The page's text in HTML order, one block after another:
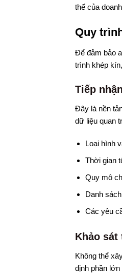
thế của
Quy
Để đảm bảo
trình khép
Tiếp
Đây là nền
dữ liệu quan
Loại hình
Thời gian
Quy mô
Danh
Các yêu
Khảo
Không thể
định phần